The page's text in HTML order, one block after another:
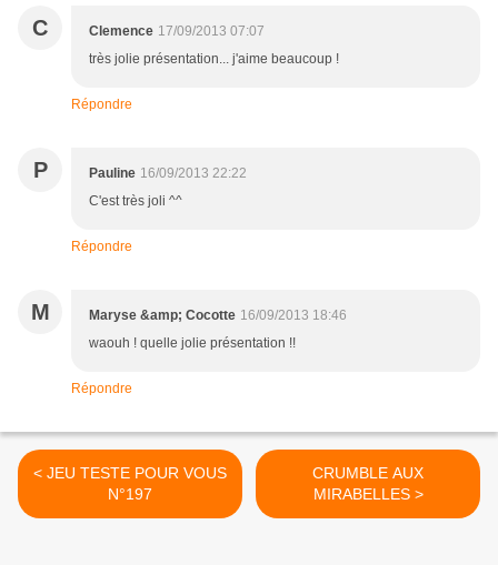
C Clemence 17/09/2013 07:07
très jolie présentation... j'aime beaucoup !
Répondre
P Pauline 16/09/2013 22:22
C'est très joli ^^
Répondre
M Maryse &amp; Cocotte 16/09/2013 18:46
waouh ! quelle jolie présentation !!
Répondre
< JEU TESTE POUR VOUS
N°197
CRUMBLE AUX
MIRABELLES >